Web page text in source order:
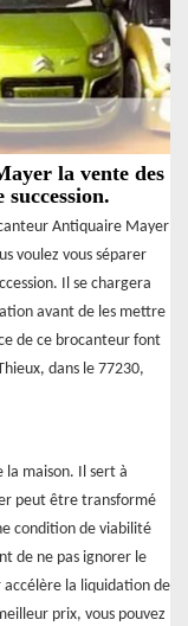
la vente des
succession.
Antiquaire Mayer
voulez vous séparer
Il se chargera
avant de les mettre
de ce brocanteur font
dans le 77230,
la maison. Il sert à
peut être transformé
condition de viabilité
de ne pas ignorer le
la liquidation de
prix, vous pouvez